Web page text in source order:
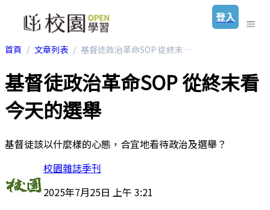
登入
首頁 文章列表 基督徒政治革命SOP 從終末看今天的選舉
基督徒政治革命SOP 從終末看
今天的選舉
基督徒該以什麼樣的心態，合宜地看待政治及選舉？
校園雜誌季刊
2025年7月25日 上午 3:21